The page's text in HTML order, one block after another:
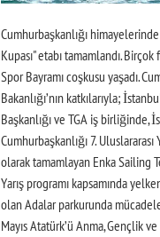
Cumhurbaşkanlığı
Kupası" etabı tamamlandı.
Spor Bayramı coşkusu yaşadı.
Bakanlığı’nın katkılarıyla;
Başkanlığı ve TGA iş birliğinde,
Cumhurbaşkanlığı 7.
olarak tamamlayan Enka Sailing
Yarış programı kapsamında
olan Adalar parkurunda
Mayıs Atatürk’ü Anma, Gençlik